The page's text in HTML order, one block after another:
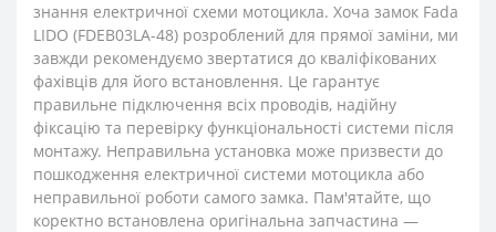
знання електричної схеми мотоцикла. Хоча замок Fada
LIDO (FDEB03LA-48) розроблений для прямої заміни, ми
завжди рекомендуємо звертатися до кваліфікованих
фахівців для його встановлення. Це гарантує
правильне підключення всіх проводів, надійну
фіксацію та перевірку функціональності системи після
монтажу. Неправильна установка може призвести до
пошкодження електричної системи мотоцикла або
неправильної роботи самого замка. Пам'ятайте, що
коректно встановлена оригінальна запчастина —